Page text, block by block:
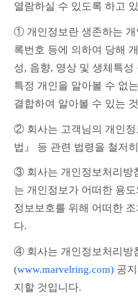
열람하실 수 있도록 하고
① 개인정보란 생존하는 개
록번호 등에 의하여 당해
성, 음향, 영상 및 생체특
특정 개인을 알아볼 수 없
결합하여 알아볼 수 있는
② 회사는 고객님의 개인정
법』 등 관련 법령을 철저
③ 회사는 개인정보처리방
는 개인정보가 어떠한 용
정보보호를 위해 어떠한
다.
④ 회사는 개인정보처리방
(www.marvelring.com) 공
지할 것입니다.